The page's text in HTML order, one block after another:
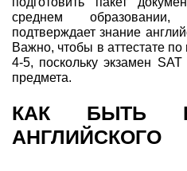
среднем образовании,
подтверждает знание
Важно, чтобы в аттестате
4-5, поскольку экзамен SAT
предмета.
КАК БЫТЬ
АНГЛИЙСКОГО